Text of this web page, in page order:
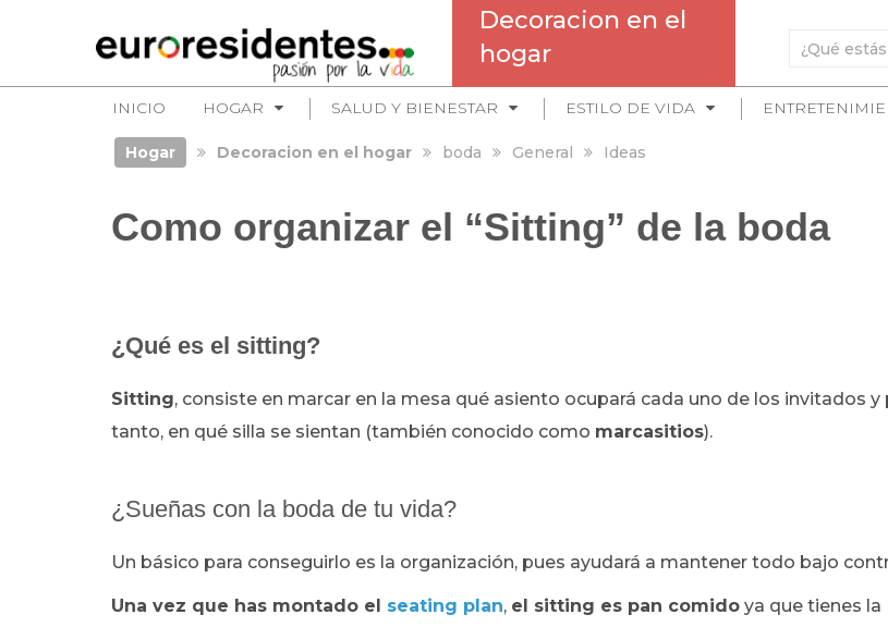
Decoracion en el
hogar
INICIO HOGAR SALUD Y BIENESTAR ESTILO DE VIDA
Hogar Decoracion en el hogar boda General Ideas
Como organizar el “Sitting” de la boda
¿Qué es el sitting?
Sitting, consiste en marcar en la mesa qué asiento ocupará cada uno de los invitados y
tanto, en qué silla se sientan (también conocido como marcasitios).
¿Sueñas con la boda de tu vida?
Un básico para conseguirlo es la organización, pues ayudará a mantener todo bajo
Una vez que has montado el seating plan, el sitting es pan comido ya que tienes la